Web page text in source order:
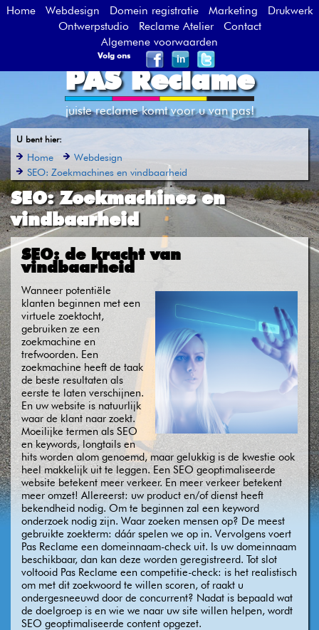
PAS Reclame
juiste reclame komt voor u van pas!
Home Webdesign Domein registratie Marketing
Drukwerk
Ontwerpstudio
Reclame Atelier
Contact
Algemene voorwaarden
Volg ons
U bent hier:
Home
Webdesign
SEO: Zoekmachines en vindbaarheid
SEO: Zoekmachines en
vindbaarheid
SEO: de kracht van
vindbaarheid
Wanneer potentiële
klanten beginnen met een
virtuele zoektocht,
gebruiken ze een
zoekmachine en
trefwoorden. Een
zoekmachine heeft de taak
de beste resultaten als
eerste te laten verschijnen.
En uw website is natuurlijk
waar de klant naar zoekt.
Moeilijke termen als SEO
en keywords, longtails en
hits worden alom genoemd, maar gelukkig is de kwestie ook
heel makkelijk uit te leggen. Een SEO geoptimaliseerde
website betekent meer verkeer. En meer verkeer betekent
meer omzet! Allereerst: uw product en/of dienst heeft
bekendheid nodig. Om te beginnen zal een keyword
onderzoek nodig zijn. Waar zoeken mensen op? De meest
gebruikte zoekterm: dáár spelen we op in. Vervolgens voert
Pas Reclame een domeinnaam-check uit. Is uw domeinnaam
beschikbaar, dan kan deze worden geregistreerd. Tot slot
voltooid Pas Reclame een competitie-check: is het realistisch
om met dit zoekwoord te willen scoren, of raakt u
ondergesneeuwd door de concurrent? Nadat is bepaald wat
de doelgroep is en wie we naar uw site willen helpen, wordt
SEO geoptimaliseerde content opgezet.